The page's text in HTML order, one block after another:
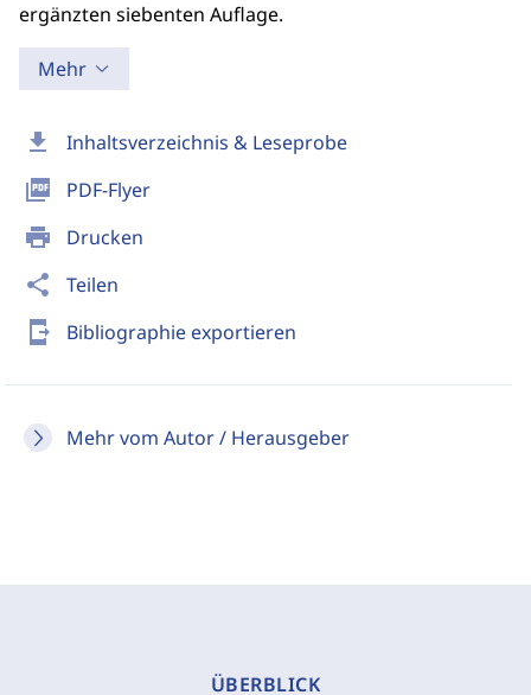
download Inhaltsverzeichnis & Leseprobe
picture_as_pdf PDF-Flyer
print Drucken
share Teilen
send_to_mobile Bibliographie exportieren
Mehr vom Autor / Herausgeber
ergänzten siebenten Auflage.
Mehr
ÜBERBLICK